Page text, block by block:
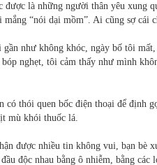
được là những người thân yêu xung
mắng “nói dại mồm”. Ai cũng sợ cái
như không khóc, ngày bố tôi
nghẹt, tôi cảm thấy như mình
có thói quen bốc điện thoại để định
mù khói thuốc lá.
được nhiều tin không vui, bạn
độc nhau bằng ô nhiễm, bằng